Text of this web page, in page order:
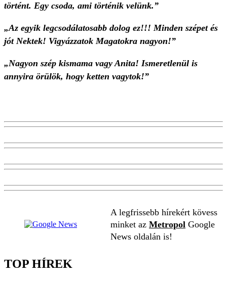
történt. Egy csoda, ami történik velünk.”
„Az egyik legcsodálatosabb dolog ez!!! Minden szépet és
jót Nektek! Vigyázzatok Magatokra nagyon!”
„Nagyon szép kismama vagy Anita! Ismeretlenül is
annyira örülök, hogy ketten vagytok!”
A legfrissebb hírekért kövess
minket az Metropol Google
News oldalán is!
TOP HÍREK